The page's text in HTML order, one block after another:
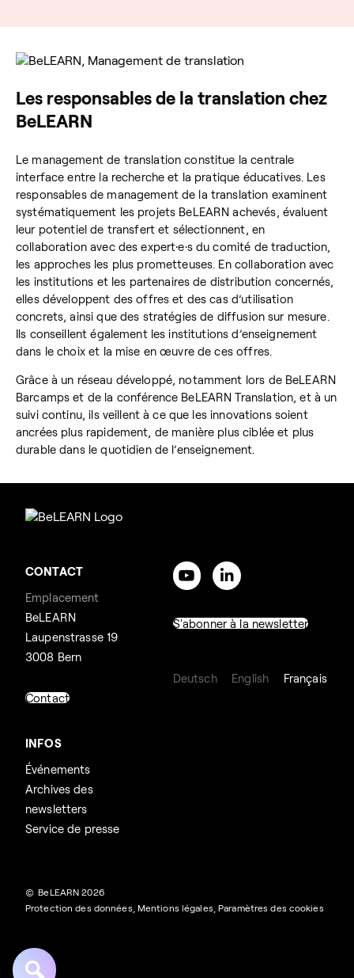
Rechercher :
Les responsables de la translation chez
BeLEARN
Le management de translation constitue la centrale
interface entre la recherche et la pratique éducatives. Les
responsables de management de la translation examinent
systématiquement les projets BeLEARN achevés, évaluent
leur potentiel de transfert et sélectionnent, en
collaboration avec des expert·e·s du comité de traduction,
les approches les plus prometteuses. En collaboration avec
les institutions et les partenaires de distribution concernés,
elles développent des offres et des cas d’utilisation
concrets, ainsi que des stratégies de diffusion sur mesure.
Ils conseillent également les institutions d’enseignement
dans le choix et la mise en œuvre de ces offres.
Grâce à un réseau développé, notamment lors de BeLEARN
Barcamps et de la conférence BeLEARN Translation, et à un
suivi continu, ils veillent à ce que les innovations soient
ancrées plus rapidement, de manière plus ciblée et plus
durable dans le quotidien de l’enseignement.
CONTACT
Emplacement
BeLEARN
Laupenstrasse 19
3008 Bern
Contact
INFOS
Événements
Archives des
newsletters
Service de presse
S'abonner à la newsletter
Deutsch English Français
© BeLEARN 2026
Protection des données Mentions légales ,Paramètres des cookies